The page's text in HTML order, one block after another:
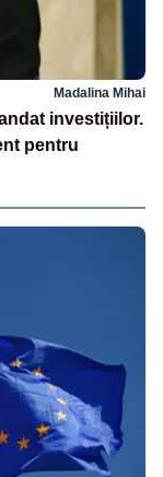
Madalina Mihai
investițiilor.
pentru